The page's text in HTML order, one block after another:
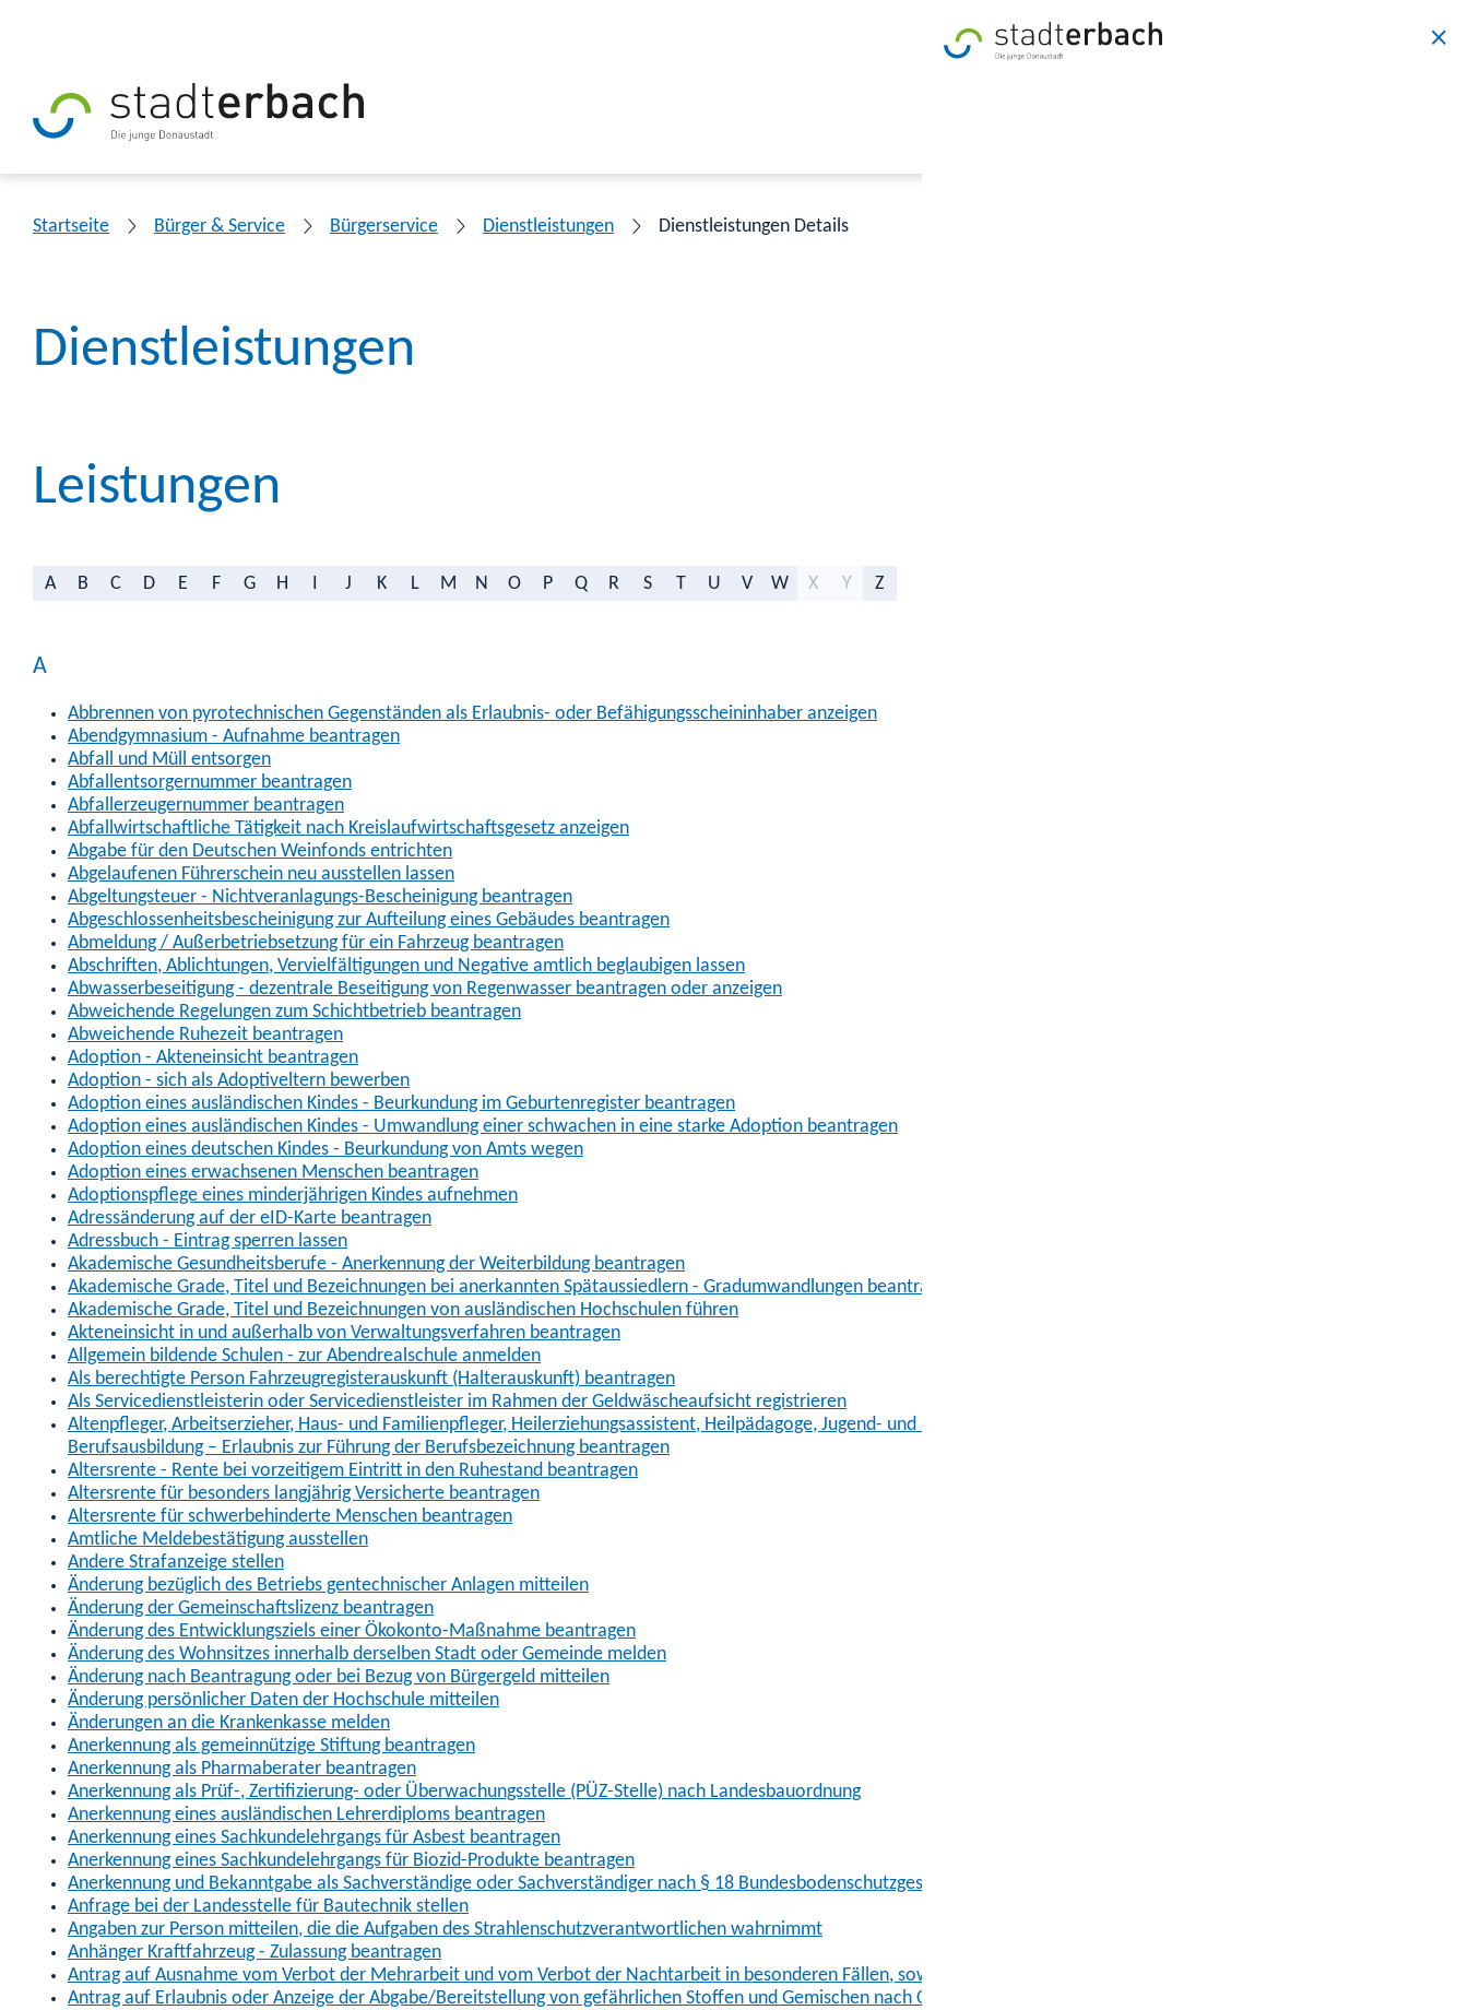
Startseite Bürger & Service Bürgerservice Dienstleistungen Dienstleistungen Details
Dienstleistungen
Leistungen
A B C D E F G H J K L M N O P Q R S T U V W X Y Z
A
Abbrennen von pyrotechnischen Gegenständen als Erlaubnis- oder Befähigungsscheininhaber anzeigen
Abendgymnasium - Aufnahme beantragen
Abfall und Müll entsorgen
Abfallentsorgernummer beantragen
Abfallerzeugernummer beantragen
Abfallwirtschaftliche Tätigkeit nach Kreislaufwirtschaftsgesetz anzeigen
Abgabe für den Deutschen Weinfonds entrichten
Abgelaufenen Führerschein neu ausstellen lassen
Abgeltungsteuer - Nichtveranlagungs-Bescheinigung beantragen
Abgeschlossenheitsbescheinigung zur Aufteilung eines Gebäudes beantragen
Abmeldung / Außerbetriebsetzung für ein Fahrzeug beantragen
Abschriften, Ablichtungen, Vervielfältigungen und Negative amtlich beglaubigen lassen
Abwasserbeseitigung - dezentrale Beseitigung von Regenwasser beantragen oder anzeigen
Abweichende Regelungen zum Schichtbetrieb beantragen
Abweichende Ruhezeit beantragen
Adoption - Akteneinsicht beantragen
Adoption - sich als Adoptiveltern bewerben
Adoption eines ausländischen Kindes - Beurkundung im Geburtenregister beantragen
Adoption eines ausländischen Kindes - Umwandlung einer schwachen in eine starke Adoption beantragen
Adoption eines deutschen Kindes - Beurkundung von Amts wegen
Adoption eines erwachsenen Menschen beantragen
Adoptionspflege eines minderjährigen Kindes aufnehmen
Adressänderung auf der eID-Karte beantragen
Adressbuch - Eintrag sperren lassen
Akademische Gesundheitsberufe - Anerkennung der Weiterbildung beantragen
Akademische Grade, Titel und Bezeichnungen bei anerkannten Spätaussiedlern - Gradumwandlungen beantragen
Akademische Grade, Titel und Bezeichnungen von ausländischen Hochschulen führen
Akteneinsicht in und außerhalb von Verwaltungsverfahren beantragen
Allgemein bildende Schulen - zur Abendrealschule anmelden
Als berechtigte Person Fahrzeugregisterauskunft (Halterauskunft) beantragen
Als Servicedienstleisterin oder Servicedienstleister im Rahmen der Geldwäscheaufsicht registrieren
Altenpfleger, Arbeitserzieher, Haus- und Familienpfleger, Heilerziehungsassistent, Heilpädagoge, Jugend- und Heimerzieher, Sozialarbeiter, Sozialpädagoge mit ausländischer
Berufsausbildung – Erlaubnis zur Führung der Berufsbezeichnung beantragen
Altersrente - Rente bei vorzeitigem Eintritt in den Ruhestand beantragen
Altersrente für besonders langjährig Versicherte beantragen
Altersrente für schwerbehinderte Menschen beantragen
Amtliche Meldebestätigung ausstellen
Andere Strafanzeige stellen
Änderung bezüglich des Betriebs gentechnischer Anlagen mitteilen
Änderung der Gemeinschaftslizenz beantragen
Änderung des Entwicklungsziels einer Ökokonto-Maßnahme beantragen
Änderung des Wohnsitzes innerhalb derselben Stadt oder Gemeinde melden
Änderung nach Beantragung oder bei Bezug von Bürgergeld mitteilen
Änderung persönlicher Daten der Hochschule mitteilen
Änderungen an die Krankenkasse melden
Anerkennung als gemeinnützige Stiftung beantragen
Anerkennung als Pharmaberater beantragen
Anerkennung als Prüf-, Zertifizierung- oder Überwachungsstelle (PÜZ-Stelle) nach Landesbauordnung
Anerkennung eines ausländischen Lehrerdiploms beantragen
Anerkennung eines Sachkundelehrgangs für Asbest beantragen
Anerkennung eines Sachkundelehrgangs für Biozid-Produkte beantragen
Anerkennung und Bekanntgabe als Sachverständige oder Sachverständiger nach § 18 Bundesbodenschutzgesetz
Anfrage bei der Landesstelle für Bautechnik stellen
Angaben zur Person mitteilen, die die Aufgaben des Strahlenschutzverantwortlichen wahrnimmt
Anhänger Kraftfahrzeug - Zulassung beantragen
Antrag auf Ausnahme vom Verbot der Mehrarbeit und vom Verbot der Nachtarbeit in besonderen Fällen, sowie der Art der Arbeit und dem Arbeitstempo
Antrag auf Erlaubnis oder Anzeige der Abgabe/Bereitstellung von gefährlichen Stoffen und Gemischen nach ChemVerbotsV sowie Änderungsanzeigen bei Wechsel der